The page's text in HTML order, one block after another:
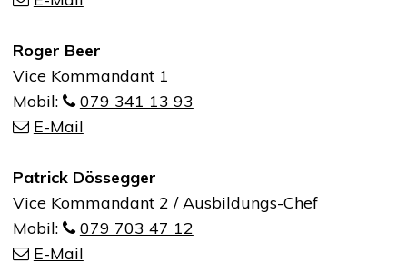
Roger Beer
Vice Kommandant 1
Mobil:
079 341 13 93
E-Mail
Patrick Dössegger
Vice Kommandant 2 / Ausbildungs-Chef
Mobil:
079 703 47 12
E-Mail